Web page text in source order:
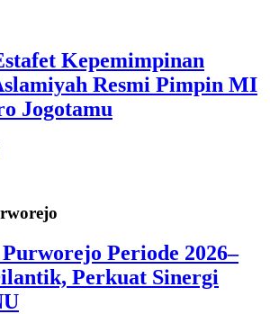
Kepemimpinan
Resmi Pimpin MI
Jogotamu
Periode 2026–
Perkuat Sinergi